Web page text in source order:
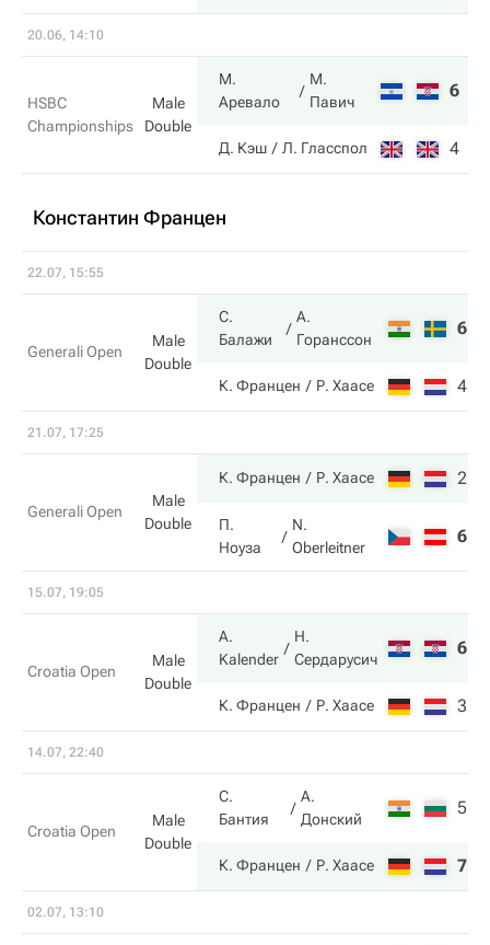
20.06, 14:10
HSBC
Championships
Male
Double
М.
Аревало
М.
Павич
6
Д. Кэш Л. Гласспол 4
Константин Францен
22.07, 15:55
Generali Open
Male
Double
С.
Балажи
А.
Горанссон
6
К. Францен Р. Хаасе 4
21.07, 17:25
Generali Open
Male
Double
К. Францен Р. Хаасе 2
П.
Ноуза
N.
Oberleitner
6
15.07, 19:05
Croatia Open
Male
Double
A.
Kalender
Н.
Сердарусич
6
К. Францен Р. Хаасе 3
14.07, 22:40
Croatia Open
Male
Double
С.
Бантия
А.
Донский
5
К. Францен Р. Хаасе 7
02.07, 13:10